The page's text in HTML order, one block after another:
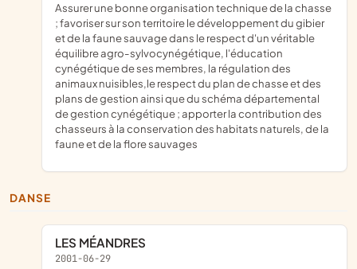
assurer une bonne organisation technique de la chasse
; favoriser sur son territoire le développement du gibier
et de la faune sauvage dans le respect d'un véritable
équilibre agro-sylvocynégétique, l'éducation
cynégétique de ses membres, la régulation des
animaux nuisibles,le respect du plan de chasse et des
plans de gestion ainsi que du schéma départemental
de gestion cynégétique ; apporter la contribution des
chasseurs à la conservation des habitats naturels, de la
faune et de la flore sauvages
DANSE
LES MÉANDRES
2001-06-29